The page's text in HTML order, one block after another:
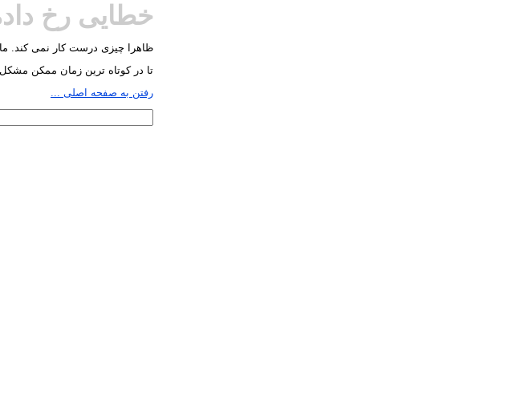
خطایی رخ
ظاهرا چیزی درست کار نمی کند. ما
تا در کوتاه ترین زمان ممکن
رفتن به صفحه اصلی ...